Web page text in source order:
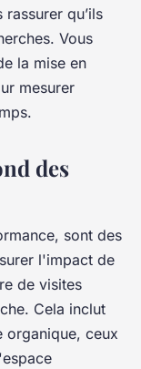
qu’ils
Vous
la mise en
mesurer
des
sont des
l'impact de
de visites
Cela inclut
organique, ceux